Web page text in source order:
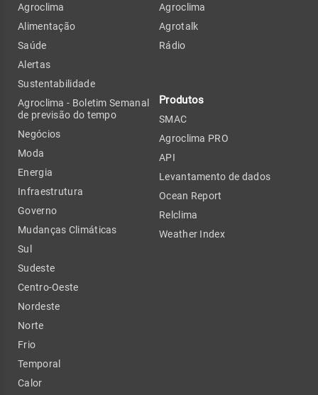
Agroclima
Alimentação
Saúde
Alertas
Sustentabilidade
Agroclima - Boletim Semanal
de previsão do tempo
Negócios
Moda
Energia
Infraestrutura
Governo
Mudanças Climáticas
Sul
Sudeste
Centro-Oeste
Nordeste
Norte
Frio
Temporal
Calor
Agroclima
Agrotalk
Rádio
Produtos
SMAC
Agroclima PRO
API
Levantamento de dados
Ocean Report
Relclima
Weather Index